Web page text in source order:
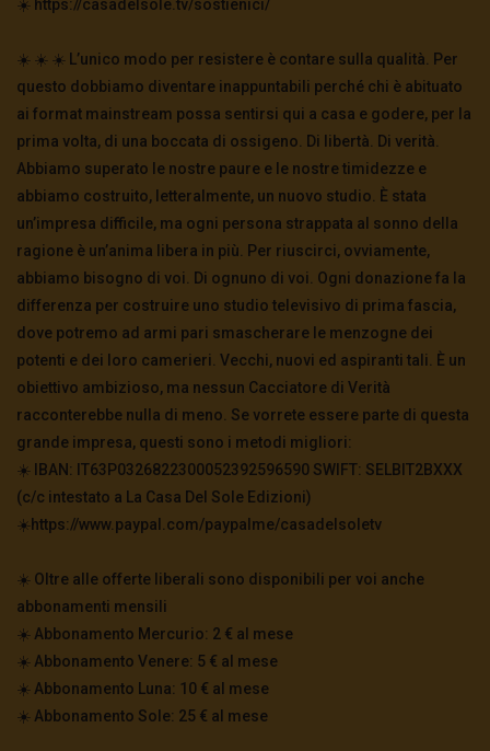
☀️ https://casadelsole.tv/sostienici/
☀️ ☀️ ☀️ L’unico modo per resistere è contare sulla qualità. Per
questo dobbiamo diventare inappuntabili perché chi è abituato
ai format mainstream possa sentirsi qui a casa e godere, per la
prima volta, di una boccata di ossigeno. Di libertà. Di verità.
Abbiamo superato le nostre paure e le nostre timidezze e
abbiamo costruito, letteralmente, un nuovo studio. È stata
un’impresa difficile, ma ogni persona strappata al sonno della
ragione è un’anima libera in più. Per riuscirci, ovviamente,
abbiamo bisogno di voi. Di ognuno di voi. Ogni donazione fa la
differenza per costruire uno studio televisivo di prima fascia,
dove potremo ad armi pari smascherare le menzogne dei
potenti e dei loro camerieri. Vecchi, nuovi ed aspiranti tali. È un
obiettivo ambizioso, ma nessun Cacciatore di Verità
racconterebbe nulla di meno. Se vorrete essere parte di questa
grande impresa, questi sono i metodi migliori:
☀️ IBAN: IT63P0326822300052392596590 SWIFT: SELBIT2BXXX
(c/c intestato a La Casa Del Sole Edizioni)
☀️https://www.paypal.com/paypalme/casadelsoletv
☀️ Oltre alle offerte liberali sono disponibili per voi anche
abbonamenti mensili
☀️ Abbonamento Mercurio: 2 € al mese
☀️ Abbonamento Venere: 5 € al mese
☀️ Abbonamento Luna: 10 € al mese
☀️ Abbonamento Sole: 25 € al mese